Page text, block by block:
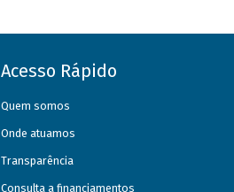
Acesso Rápido
Quem somos
Onde atuamos
Transparência
Consulta a financiamentos